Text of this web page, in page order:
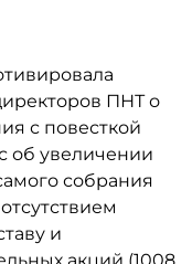
ПНТ о
с повесткой
об увеличении
собрания
и